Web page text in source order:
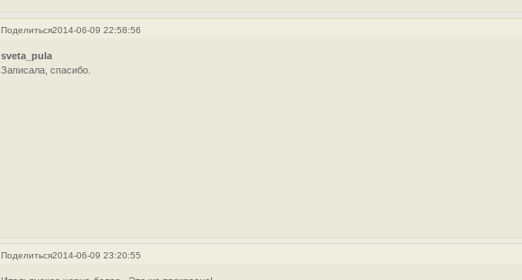
Поделиться2014-06-09 22:58:56
sveta_pula
Записала, спасибо.
Поделиться2014-06-09 23:20:55